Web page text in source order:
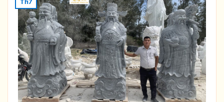
Th7